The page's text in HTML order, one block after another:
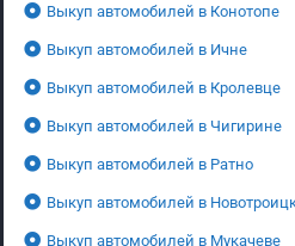
Выкуп автомобилей в Конотопе
Выкуп автомобилей в Ичне
Выкуп автомобилей в Кролевце
Выкуп автомобилей в Чигирине
Выкуп автомобилей в Ратно
Выкуп автомобилей в
Выкуп автомобилей в Мукачеве